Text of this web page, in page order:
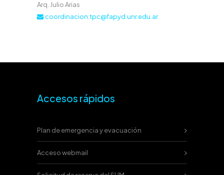
Arq. Julio Arias
coordinacion.tpc@fapyd.unr.edu.ar
Accesos rápidos
Plan de emergencia y evacuación
Acceso webmail